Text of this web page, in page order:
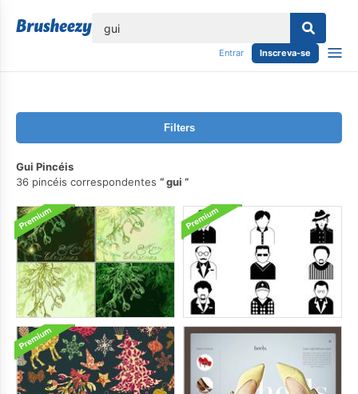
Entrar Inscreva-se
Filters
Gui Pincéis
36 pincéis correspondentes
gui